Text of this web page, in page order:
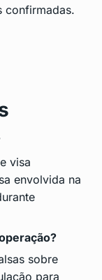
confirmadas.
visa
envolvida na
sobre
para